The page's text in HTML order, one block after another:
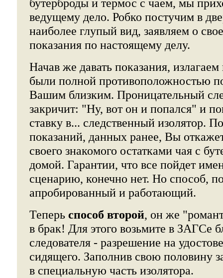
бутерброды и термос с чаем, мы
ведущему дело. Робко постучим в
наиболее глупый вид, заявляем о
показания по настоящему делу.
Начав же давать показания,
были полной противоположностью
Вашим близким. Проницательный
закричит: "Ну, вот он и попался" и
ставку в... следственный изолятор.
показаний, данных ранее, Вы
своего знакомого остатками чая с
домой. Гарантии, что все пойдет
сценарию, конечно нет. Но способ,
апробированный и работающий.
Теперь способ второй, он же
в брак! Для этого возьмите в ЗАГСе
следователя - разрешение на
сидящего. Заполнив свою половину
в специальную часть изолятора.